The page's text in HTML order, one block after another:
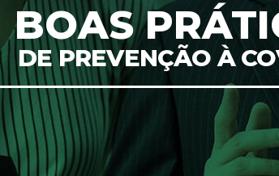
BOAS
DE PREVENÇÃO À